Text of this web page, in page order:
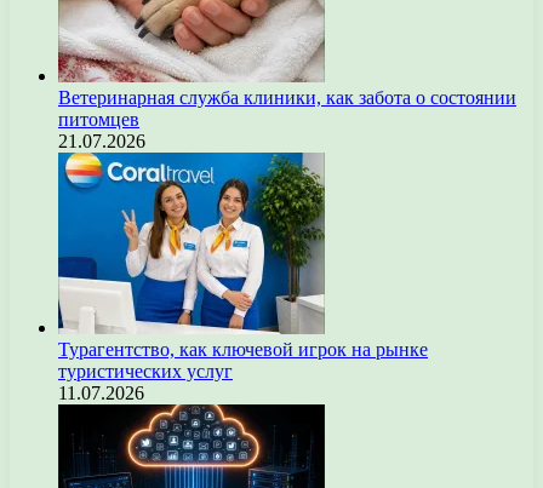
Ветеринарная служба клиники, как забота о состоянии
питомцев
21.07.2026
Турагентство, как ключевой игрок на рынке
туристических услуг
11.07.2026